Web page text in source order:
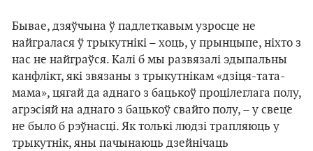
Бывае, дзяўчына ў падлеткавым узросце не
найгралася ў трыкутнікі – хоць, у прынцыпе, ніхто з
нас не найграўся. Калі б мы развязалі эдыпальны
канфлікт, які звязаны з трыкутнікам «дзіця-тата-
мама», цягай да аднаго з бацькоў процілеглага полу,
агрэсіяй на аднаго з бацькоў свайго полу, – у свеце
не было б рэўнасці. Як толькі людзі трапляюць у
трыкутнік, яны пачынаюць дзейнічаць